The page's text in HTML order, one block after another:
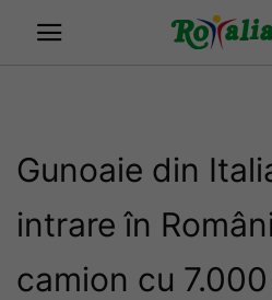
Gunoaie din
intrare în
camion cu